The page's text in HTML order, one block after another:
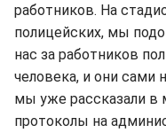
работников. На
полицейских, мы
нас за работников
человека, и они сами
мы уже рассказали в
протоколы на